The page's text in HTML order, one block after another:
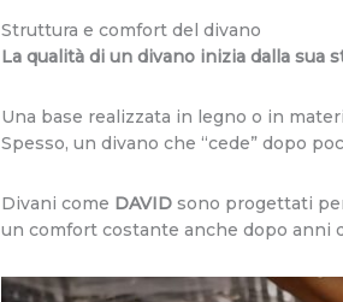
Struttura e comfort del divano
La qualità di un divano inizia dalla sua
Una base realizzata in legno o in
Spesso, un divano che “cede” dopo
Divani come DAVIDsono progettati
un comfort costante anche dopo anni